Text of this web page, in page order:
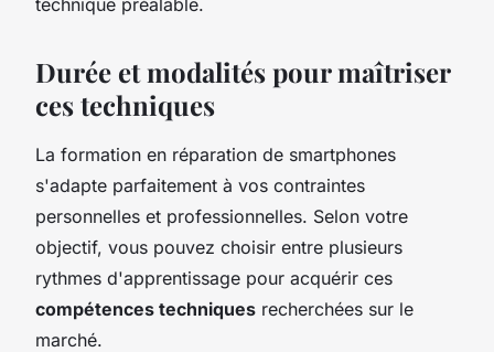
Durée et modalités pour maîtriser
ces techniques
La formation en réparation de smartphones
s'adapte parfaitement à vos contraintes
personnelles et professionnelles. Selon votre
objectif, vous pouvez choisir entre plusieurs
rythmes d'apprentissage pour acquérir ces
compétences techniques recherchées sur le
marché.